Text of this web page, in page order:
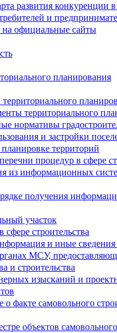
развития конкуренции
и
официальные сайты
планирования
территориального
нормативы
и застройки
территорий
процедур в сфере
из информационных
получения
участок
сфере строительства
и иные сведения
МСУ,
и строительства
изысканий и
факте самовольного
объектов